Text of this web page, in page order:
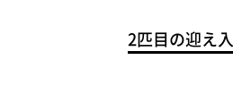
2匹目の迎え